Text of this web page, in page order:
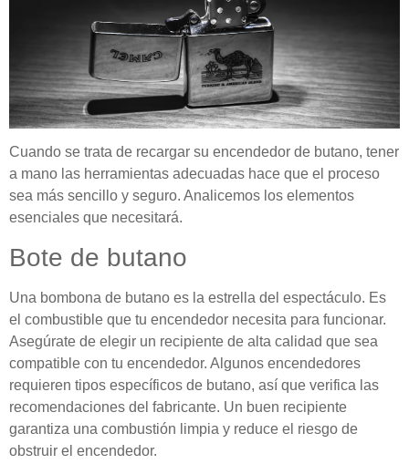
Cuando se trata de recargar su encendedor de butano, tener
a mano las herramientas adecuadas hace que el proceso
sea más sencillo y seguro. Analicemos los elementos
esenciales que necesitará.
Bote de butano
Una bombona de butano es la estrella del espectáculo. Es
el combustible que tu encendedor necesita para funcionar.
Asegúrate de elegir un recipiente de alta calidad que sea
compatible con tu encendedor. Algunos encendedores
requieren tipos específicos de butano, así que verifica las
recomendaciones del fabricante. Un buen recipiente
garantiza una combustión limpia y reduce el riesgo de
obstruir el encendedor.